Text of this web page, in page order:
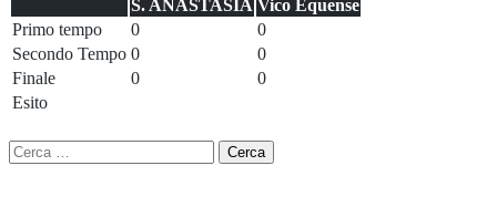
S. ANASTASIA Vico Equense
Primo tempo
0
0
Secondo Tempo 0
0
Finale
0
0
Esito
Ricerca
per: